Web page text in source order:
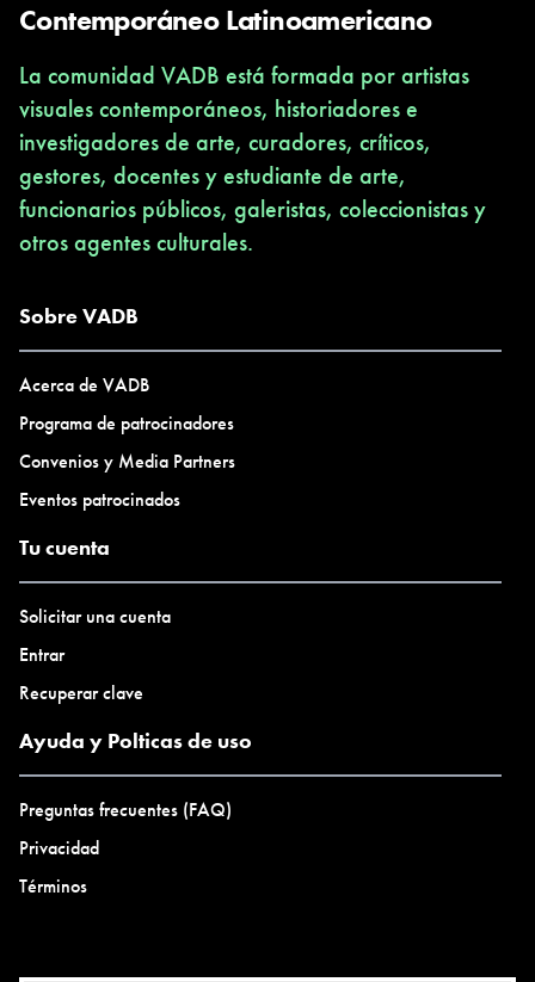
Contemporáneo Latinoamericano
La comunidad VADB está formada por artistas
visuales contemporáneos, historiadores e
investigadores de arte, curadores, críticos,
gestores, docentes y estudiante de arte,
funcionarios públicos, galeristas, coleccionistas y
otros agentes culturales.
Sobre VADB
Acerca de VADB
Programa de patrocinadores
Convenios y Media Partners
Eventos patrocinados
Tu cuenta
Solicitar una cuenta
Entrar
Recuperar clave
Ayuda y Polticas de uso
Preguntas frecuentes (FAQ)
Privacidad
Términos